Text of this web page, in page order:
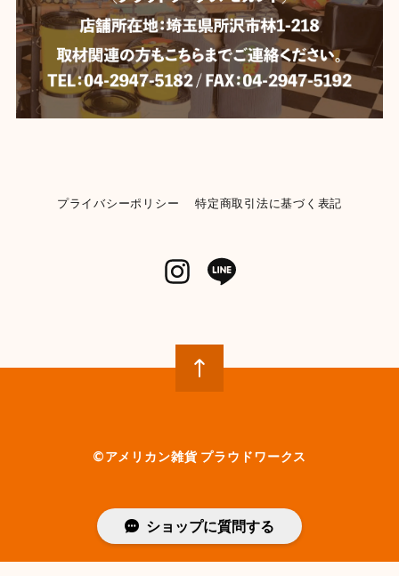
プライバシーポリシー 特定商取引法に基づく表記
©︎アメリカン雑貨 プラウドワークス
ショップに質問する